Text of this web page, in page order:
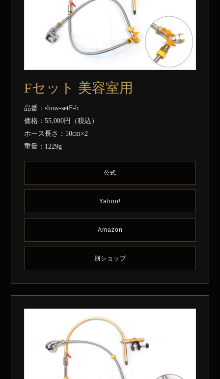
Fセット 美容室用
品番：show-setF-b
価格：55,000円（税込）
ホース長さ：50cm×2
重量：1229g
公式
Yahoo!
Amazon
別ショップ